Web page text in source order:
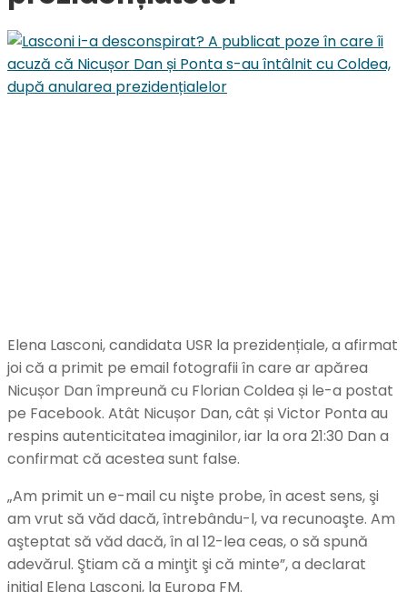
Elena Lasconi, candidata USR la prezidențiale, a afirmat
joi că a primit pe email fotografii în care ar apărea
Nicușor Dan împreună cu Florian Coldea și le-a postat
pe Facebook. Atât Nicușor Dan, cât și Victor Ponta au
respins autenticitatea imaginilor, iar la ora 21:30 Dan a
confirmat că acestea sunt false.
„Am primit un e-mail cu nişte probe, în acest sens, şi
am vrut să văd dacă, întrebându-l, va recunoaşte. Am
aşteptat să văd dacă, în al 12-lea ceas, o să spună
adevărul. Ştiam că a minţit şi că minte”, a declarat
inițial Elena Lasconi, la Europa FM.